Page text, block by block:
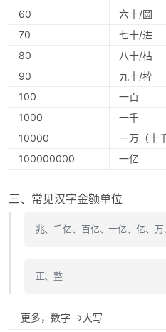
60
六十/圆
70
七十/进
80
八十/枯
90
九十/枠
100
一百
1000
一千
10000
一万（十千
100000000
一亿
三、常见汉字金额单位
兆、千亿、百亿、十亿、亿、
正、整
更多，数字 ->大写